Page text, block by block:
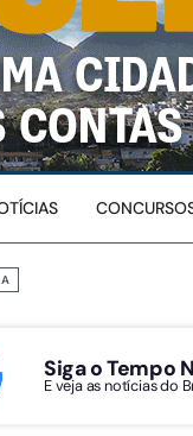
Siga o Tempo
E veja as notícias do